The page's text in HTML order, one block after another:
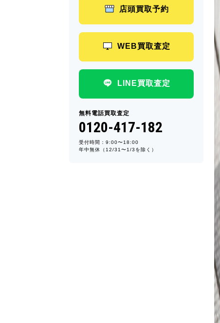
店頭買取予約
WEB買取査定
LINE買取査定
無料電話買取査定
0120-417-182
受付時間：9:00〜18:00
年中無休（12/31〜1/3を除く）